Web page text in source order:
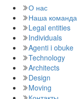
О нас
Наша команда
Legal entities
Individuals
Agenti i obuke
Technology
Architects
Design
Moving